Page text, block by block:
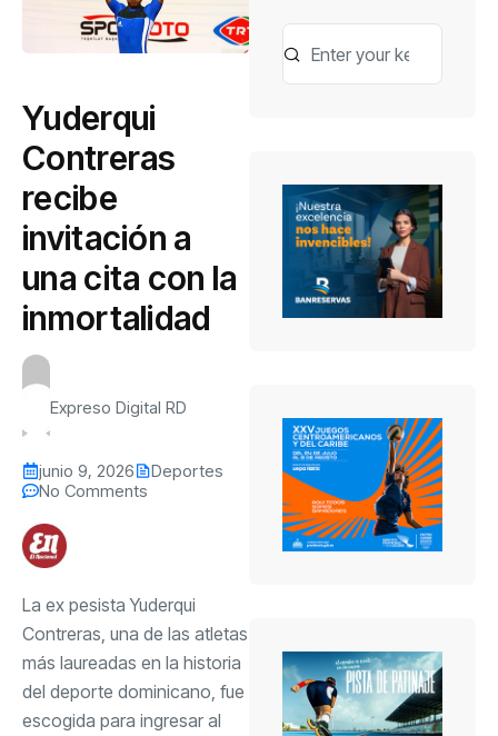
Yuderqui
Contreras
recibe
invitación a
una cita con la
inmortalidad
Expreso Digital RD
junio 9, 2026
Deportes
No Comments
La ex pesista Yuderqui
Contreras, una de las atletas
más laureadas en la historia
del deporte dominicano, fue
escogida para ingresar al